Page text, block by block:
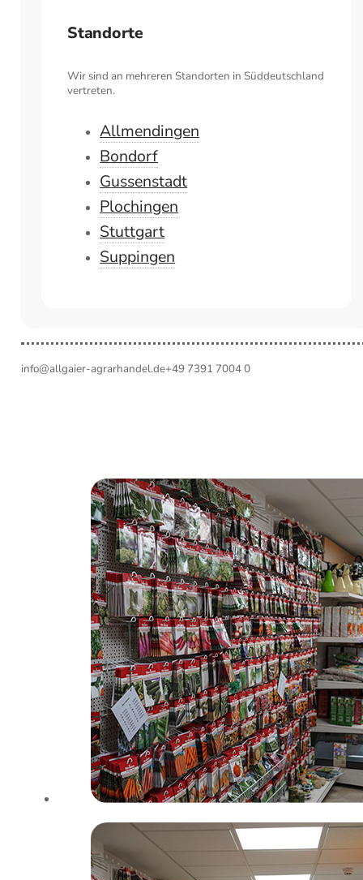
Standorte
Wir sind an mehreren Standorten in Süddeutschland
vertreten.
Allmendingen
Bondorf
Gussenstadt
Plochingen
Stuttgart
Suppingen
info@allgaier-agrarhandel.de+49 7391 7004 0